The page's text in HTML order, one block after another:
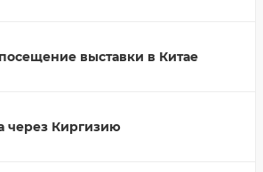
выставки в Китае
через Киргизию